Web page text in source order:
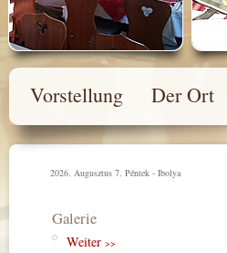
Vorstellung Der Ort
2026. Augusztus 7. Péntek - Ibolya
Galerie
Weiter >>